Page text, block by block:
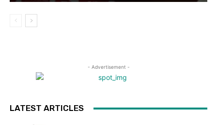
- Advertisement -
LATEST ARTICLES